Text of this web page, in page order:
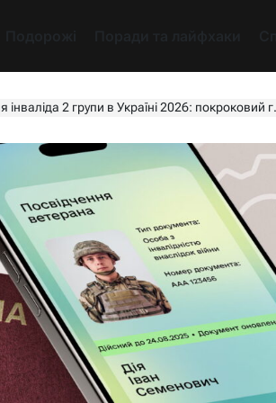
2 групи в Україні 2026: покроковий гайд